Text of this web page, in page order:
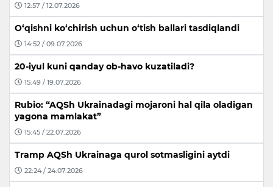
12:57 / 12.07.2026
O‘qishni ko‘chirish uchun o‘tish ballari tasdiqlandi
14:52 / 09.07.2026
20-iyul kuni qanday ob-havo kuzatiladi?
15:49 / 19.07.2026
Rubio: “AQSh Ukrainadagi mojaroni hal qila oladigan
yagona mamlakat”
15:45 / 22.07.2026
Tramp AQSh Ukrainaga qurol sotmasligini aytdi
22:24 / 24.07.2026